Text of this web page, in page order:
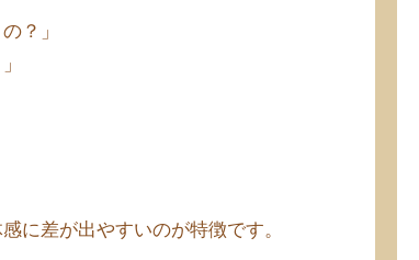
？」
に差が出やすいのが特徴です。